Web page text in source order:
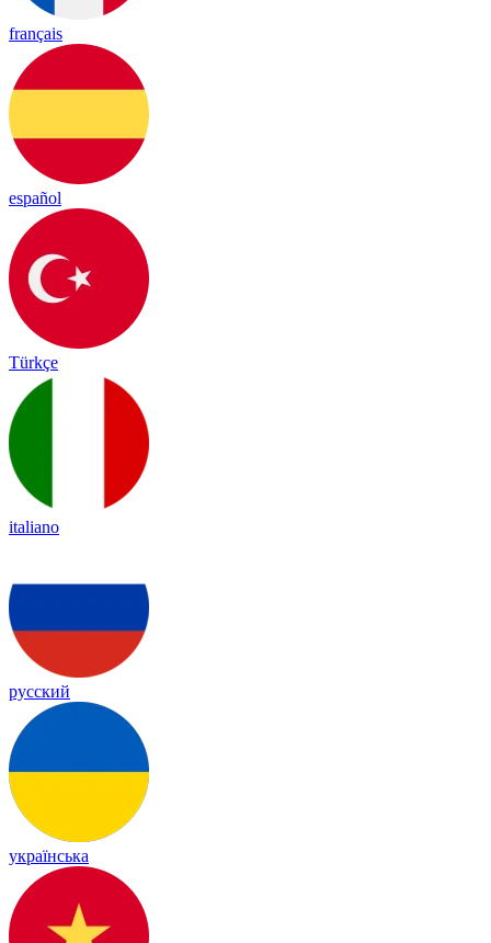
français
español
Türkçe
italiano
русский
українська